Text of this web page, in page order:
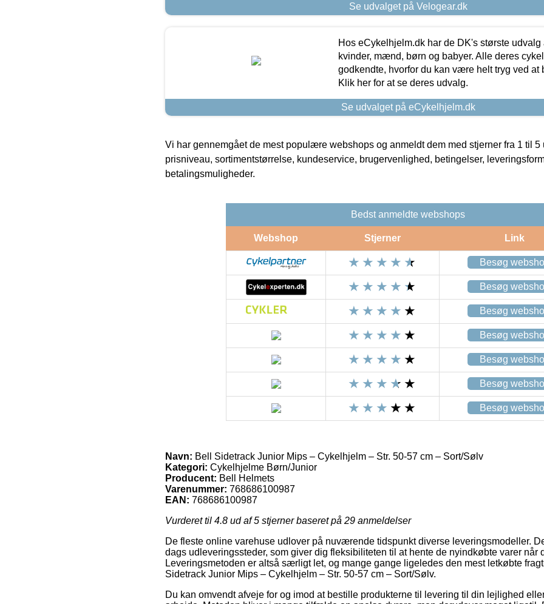
Se udvalget på Velogear.dk
Hos eCykelhjelm.dk har de DK's største udvalg
kvinder, mænd, børn og babyer. Alle deres
godkendte, hvorfor du kan være helt tryg ved at
Klik her for at se deres udvalg.
Se udvalget på eCykelhjelm.dk
Vi har gennemgået de mest populære webshops og anmeldt dem med stjerner fra 1 til 5
prisniveau, sortimentstørrelse, kundeservice, brugervenlighed, betingelser,
betalingsmuligheder.
Bedst anmeldte webshops
Webshop Stjerner Link
Besøg
Besøg
Besøg
Besøg
Besøg
Besøg
Besøg
Navn: Bell Sidetrack Junior Mips – Cykelhjelm – Str. 50-57 cm – Sort/Sølv
Kategori: Cykelhjelme Børn/Junior
Producent: Bell Helmets
Varenummer: 768686100987
EAN: 768686100987
Vurderet til 4.8 ud af 5 stjerner baseret på 29 anmeldelser
De fleste online varehuse udlover på nuværende tidspunkt diverse leveringsmodeller.
dags udleveringssteder, som giver dig fleksibiliteten til at hente de nyindkøbte varer når
Leveringsmetoden er altså særligt let, og mange gange ligeledes den mest letkøbte
Sidetrack Junior Mips – Cykelhjelm – Str. 50-57 cm – Sort/Sølv.
Du kan omvendt afveje for og imod at bestille produkterne til levering til din lejlighed